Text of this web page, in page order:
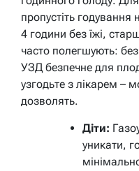
пропустіть
4 години без їжі,
часто полегшують:
УЗД безпечне для
узгодьте з лікарем –
дозволять.
Діти:
уникати,